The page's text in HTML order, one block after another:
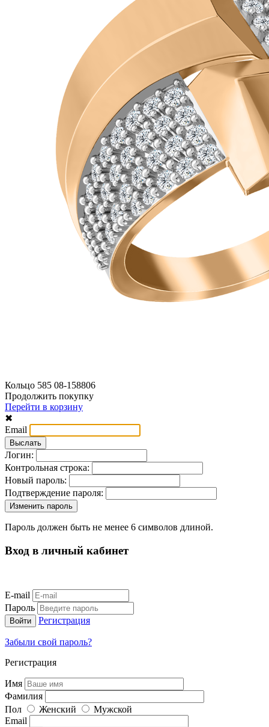
Кольцо 585 08-158806
Продолжить покупку
Перейти в корзину
✖
Email
Логин:
Контрольная строка:
Новый пароль:
Подтверждение пароля:
Пароль должен быть не менее 6 символов длиной.
Вход в личный кабинет
E-mail
Пароль
Регистрация
Забыли свой пароль?
Регистрация
Имя
Фамилия
Пол
Женский
Мужской
Email